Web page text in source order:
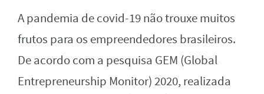
A pandemia de covid-19 não trouxe muitos
frutos para os empreendedores brasileiros.
De acordo com a pesquisa GEM (Global
Entrepreneurship Monitor) 2020, realizada